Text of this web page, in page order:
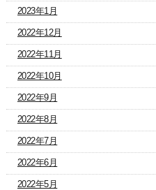
2023年1月
2022年12月
2022年11月
2022年10月
2022年9月
2022年8月
2022年7月
2022年6月
2022年5月